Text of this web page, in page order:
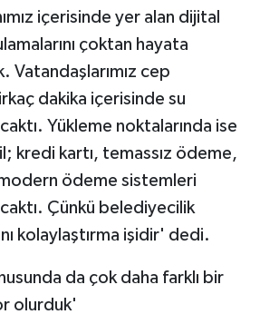
içerisinde yer alan dijital
çoktan hayata
Vatandaşlarımız cep
dakika içerisinde su
Yükleme noktalarında ise
kredi kartı, temassız ödeme,
ödeme sistemleri
Çünkü belediyecilik
kolaylaştırma işidir' dedi.
da çok daha farklı bir
olurduk'